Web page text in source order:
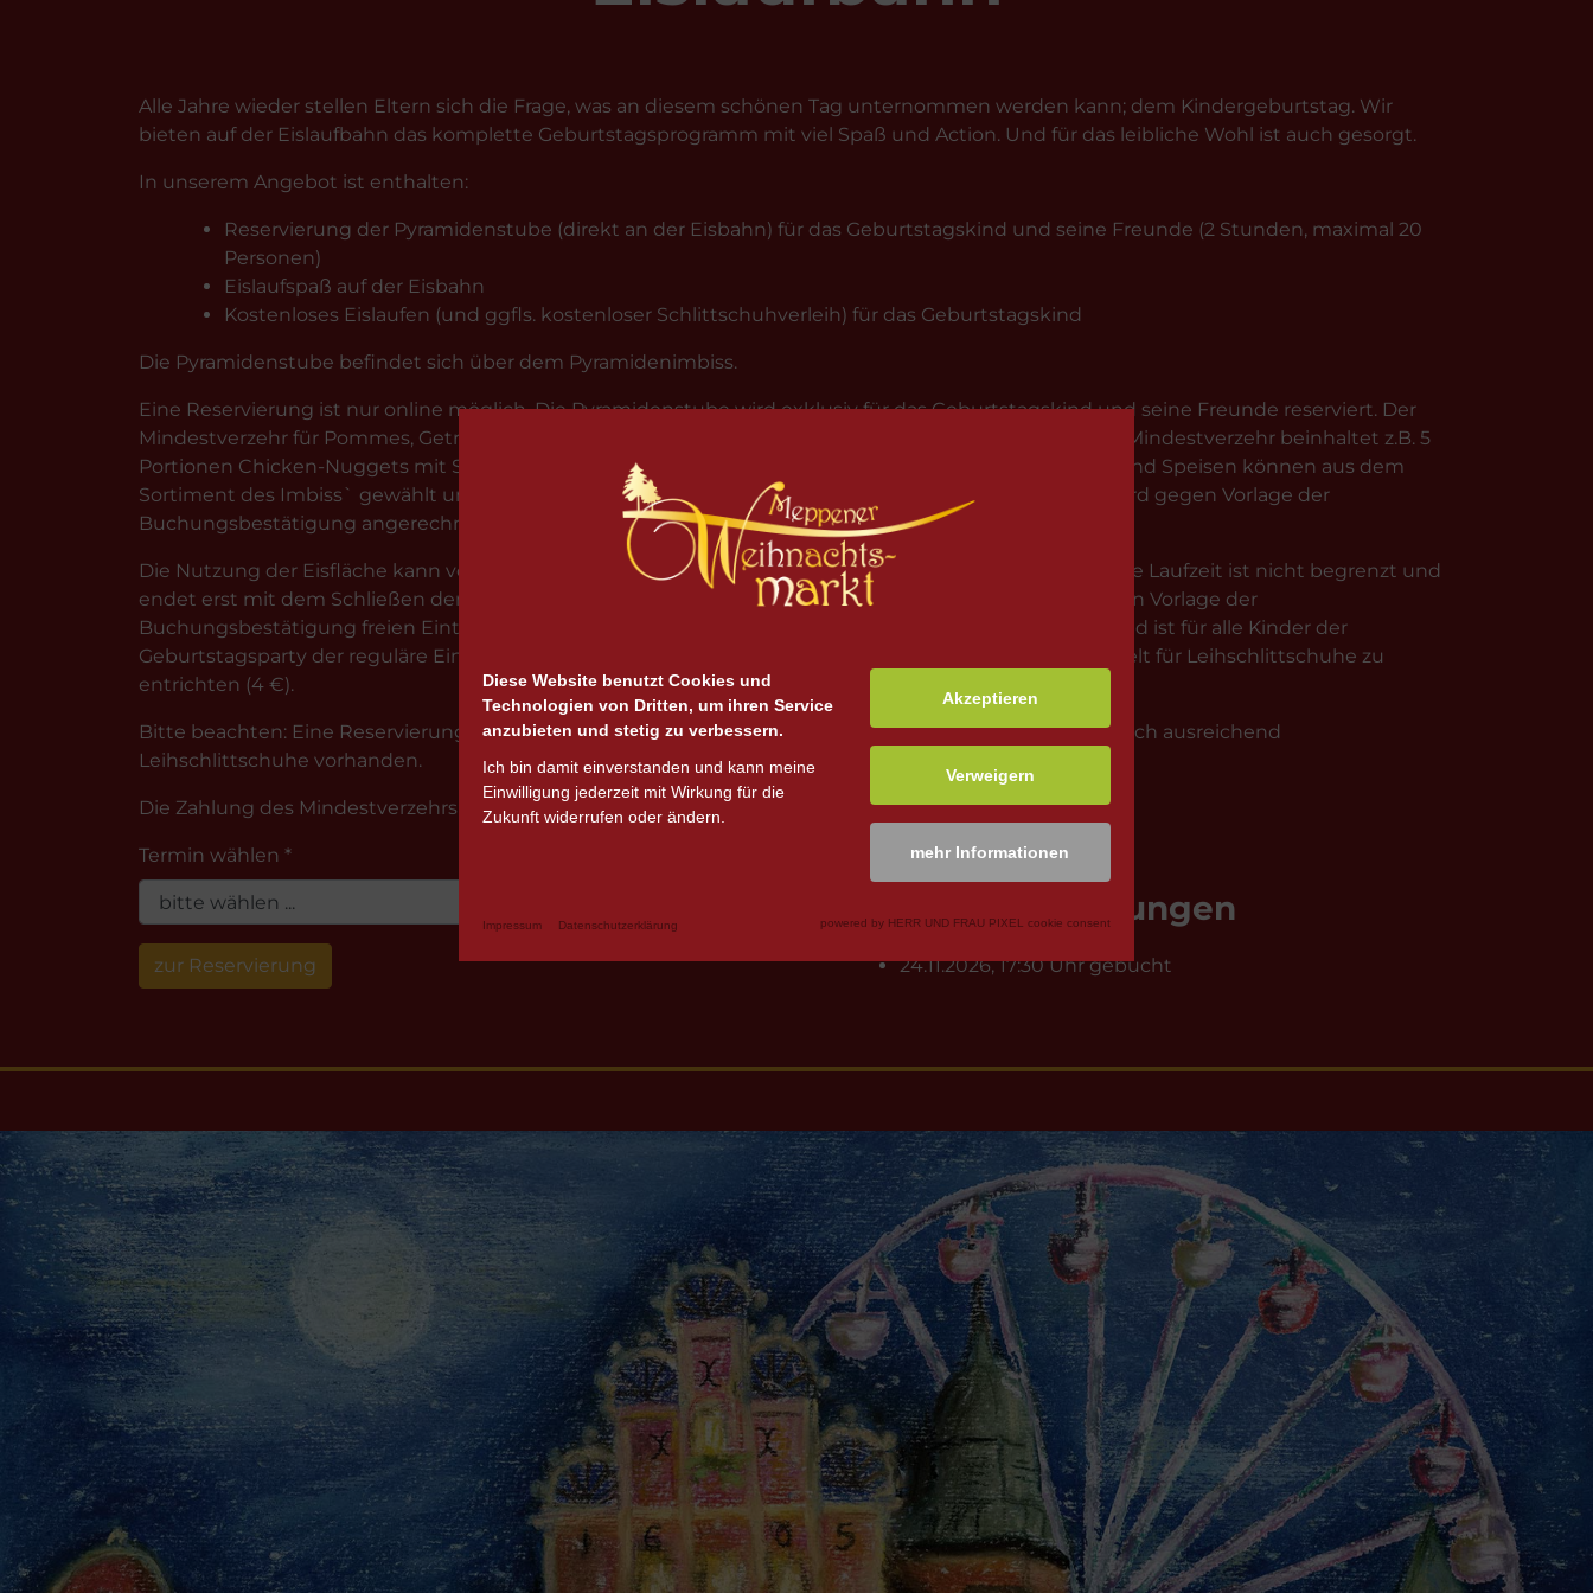
Alle Jahre wieder stellen Eltern sich die Frage, was an diesem schönen Tag unternommen werden kann; dem Kindergeburtstag. Wir
bieten auf der Eislaufbahn das komplette Geburtstagsprogramm mit viel Spaß und Action. Und für das leibliche Wohl ist auch gesorgt.
In unserem Angebot ist enthalten:
Reservierung der Pyramidenstube (direkt an der Eisbahn) für das Geburtstagskind und seine Freunde (2 Stunden, maximal 20
Personen)
Eislaufspaß auf der Eisbahn
Kostenloses Eislaufen (und ggfls. kostenloser Schlittschuhverleih) für das Geburtstagskind
Die Pyramidenstube befindet sich über dem Pyramidenimbiss.
Eine Reservierung ist nur online möglich. Die Pyramidenstube wird exklusiv für das Geburtstagskind und seine Freunde reserviert. Der
Mindestverzehr für Pommes, Getränke und Co. beläuft sich auf 40 € und ist mit der Buchung fällig. Der Mindestverzehr beinhaltet z.B. 5
Portionen Chicken-Nuggets mit Soße und 5 Portionen Pommes mit Mayo oder Ketchup. Die Getränke und Speisen können aus dem
Sortiment des Imbiss` gewählt und abgeholt werden. Die geleistete Zahlung für den Mindestverzehr wird gegen Vorlage der
Buchungsbestätigung angerechnet.
Die Nutzung der Eisfläche kann vor oder nach dem Buchungszeitraum der Pyramidenstube erfolgen. Die Laufzeit ist nicht begrenzt und
endet erst mit dem Schließen der Eisbahn (in der Regel um 19.00 Uhr). Das Geburtstagskind erhält gegen Vorlage der
Buchungsbestätigung freien Eintritt und kostenlose Leihschlittschuhe. Abgesehen vom Geburtstagskind ist für alle Kinder der
Geburtstagsparty der reguläre Eintrittspreis (5 €, bzw. Zehnerkarte für 45 €) und auch das reguläre Entgelt für Leihschlittschuhe zu
entrichten (4 €).
Bitte beachten: Eine Reservierung von Leihschlittschuhen ist leider nicht möglich. In der Regel sind jedoch ausreichend
Leihschlittschuhe vorhanden.
Die Zahlung des Mindestverzehrs im Buchungsvorgang ist ausschließlich per paypal möglich.
Termin wählen *
zur Reservierung
Buchungen
24.11.2026, 17:30 Uhr gebucht
Diese Website benutzt Cookies und
Technologien von Dritten, um ihren Service
anzubieten und stetig zu verbessern.
Ich bin damit einverstanden und kann meine
Einwilligung jederzeit mit Wirkung für die
Zukunft widerrufen oder ändern.
Akzeptieren
Verweigern
mehr Informationen
Impressum Datenschutzerklärung powered by HERR UND FRAU PIXEL cookie consent